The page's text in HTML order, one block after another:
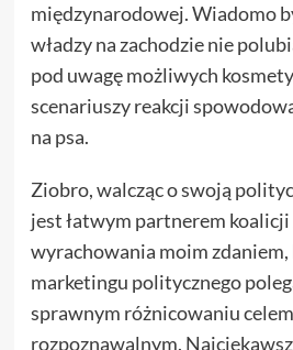
międzynarodowej. Wiadomo
władzy na zachodzie nie
pod uwagę możliwych
scenariuszy reakcji
na psa.
Ziobro, walcząc o swoją
jest łatwym partnerem koalicji
wyrachowania moim
marketingu politycznego
sprawnym różnicowaniu
rozpoznawalnym.